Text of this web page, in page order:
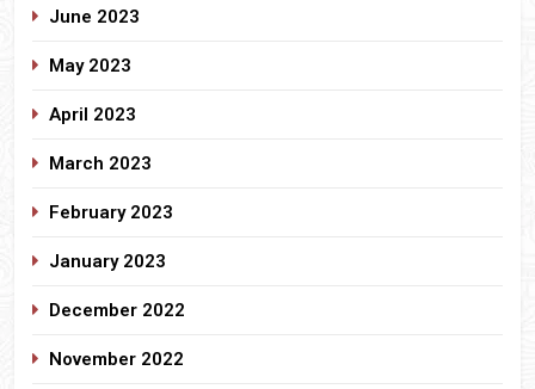
June 2023
May 2023
April 2023
March 2023
February 2023
January 2023
December 2022
November 2022